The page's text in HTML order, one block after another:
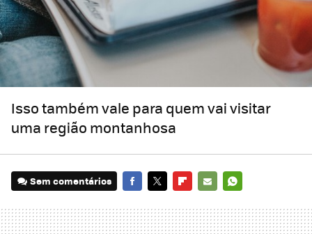
Isso também vale para quem vai visitar
uma região montanhosa
Sem comentários
MAIL